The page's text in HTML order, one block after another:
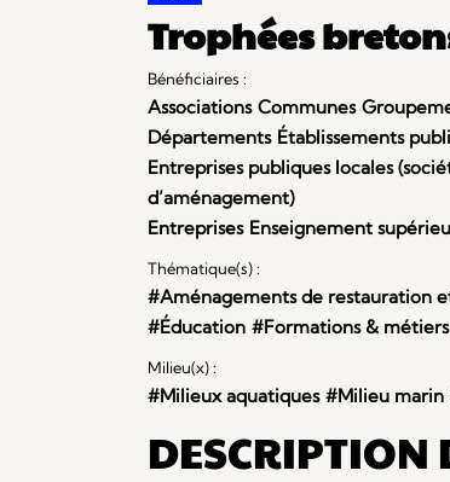
Trophées
Bénéficiaires :
Associations Communes
Départements Établissements
Entreprises publiques locales
d’aménagement)
Entreprises Enseignement
Thématique(s) :
#Aménagements de restauration
#Éducation #Formations & métiers
Milieu(x) :
#Milieux aquatiques #Milieu marin
DESCRIPTION